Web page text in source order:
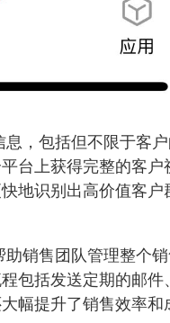
，包括但不限于客
台上获得完整的客
地识别出高价值客户
销售团队管理整个
包括发送定期的邮
幅提升了销售效率和